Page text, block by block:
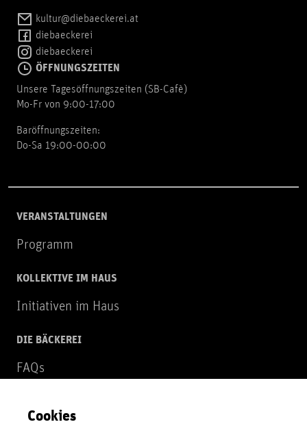
kultur@diebaeckerei.at
diebaeckerei
diebaeckerei
ÖFFNUNGSZEITEN
Unsere Tagesöffnungszeiten (SB-Cafè)
Mo-Fr von 9:00-17:00
Baröffnungszeiten:
Do-Sa 19:00-00:00
VERANSTALTUNGEN
Programm
KOLLEKTIVE IM HAUS
Initiativen im Haus
DIE BÄCKEREI
FAQs
NEWSLETTER
Cookies